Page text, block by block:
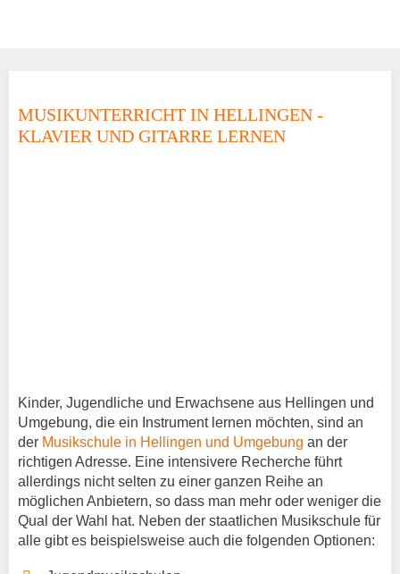
MUSIKUNTERRICHT IN HELLINGEN -
KLAVIER UND GITARRE LERNEN
Kinder, Jugendliche und Erwachsene aus Hellingen und
Umgebung, die ein Instrument lernen möchten, sind an
der Musikschule in Hellingen und Umgebung an der
richtigen Adresse. Eine intensivere Recherche führt
allerdings nicht selten zu einer ganzen Reihe an
möglichen Anbietern, so dass man mehr oder weniger die
Qual der Wahl hat. Neben der staatlichen Musikschule für
alle gibt es beispielsweise auch die folgenden Optionen: